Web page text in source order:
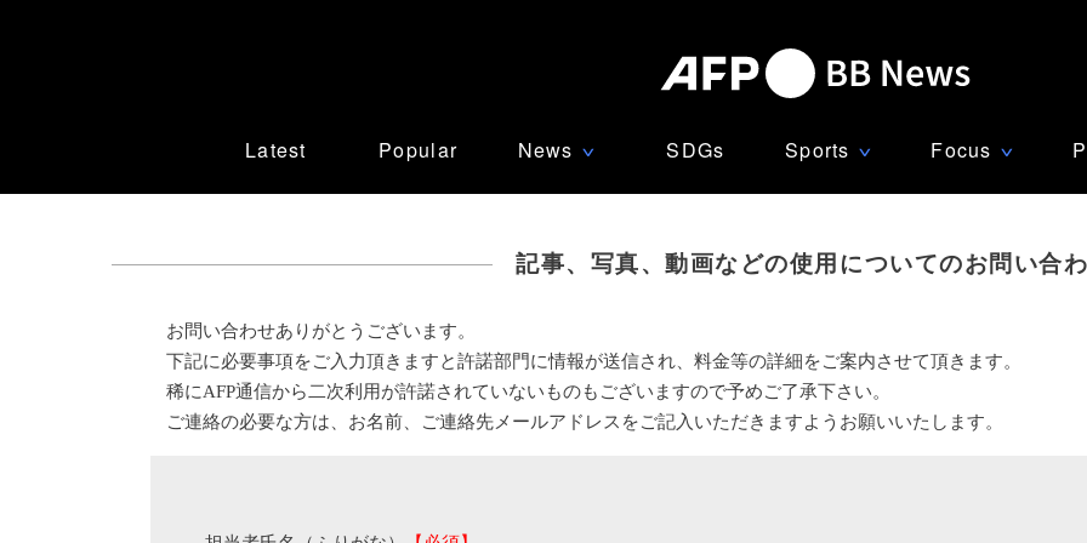
Latest Popular News ∨ SDGs Sports ∨ Focus ∨
記事、写真、動画などの使用についてのお問い合
お問い合わせありがとうございます。
下記に必要事項をご入力頂きますと許諾部門に情報が送信され、料金等の詳細をご案内させて頂きます。
稀にAFP通信から二次利用が許諾されていないものもございますので予めご了承下さい。
ご連絡の必要な方は、お名前、ご連絡先メールアドレスをご記入いただきますようお願いいたします。